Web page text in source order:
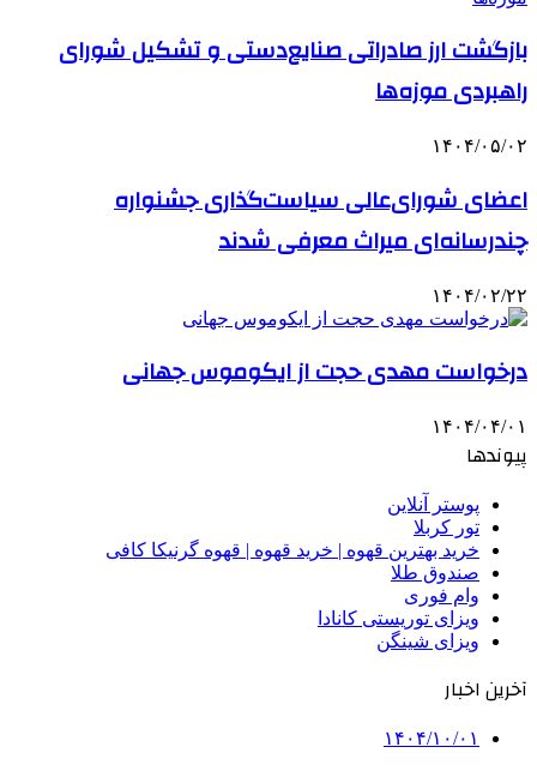
بازگشت ارز صادراتی صنایع‌دستی و تشکیل شورای
راهبردی موزه‌ها
۱۴۰۴/۰۵/۰۲
اعضای شورای‌عالی سیاست‌گذاری جشنواره
چندرسانه‌ای میراث معرفی شدند
۱۴۰۴/۰۲/۲۲
درخواست مهدی حجت از ایکوموس جهانی
۱۴۰۴/۰۴/۰۱
پیوندها
پوستر آنلاین
تور کربلا
خرید بهترین قهوه | خرید قهوه | قهوه گرنیکا کافی
صندوق طلا
وام فوری
ویزای توریستی کانادا
ویزای شینگن
آخرین اخبار
۱۴۰۴/۱۰/۰۱